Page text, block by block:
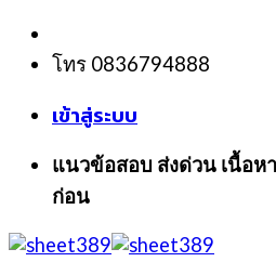
Skip
content
โทร 0836794888
เข้าสู่ระบบ
แนวข้อสอบ ส่งด่วน เนื้อ
ก่อน